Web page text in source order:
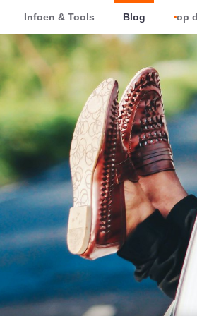
Infoen & Tools Blog op